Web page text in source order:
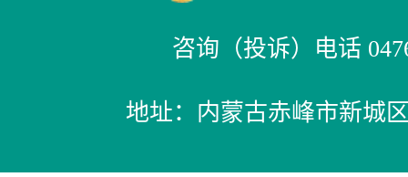
咨询（投诉）电话
地址：内蒙古赤峰市新城